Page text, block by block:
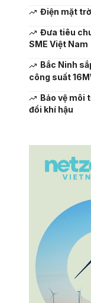
Điện mặt
Đưa tiêu
SME Việt Nam
Bắc Ninh
công suất
Bảo vệ môi
đổi khí hậu